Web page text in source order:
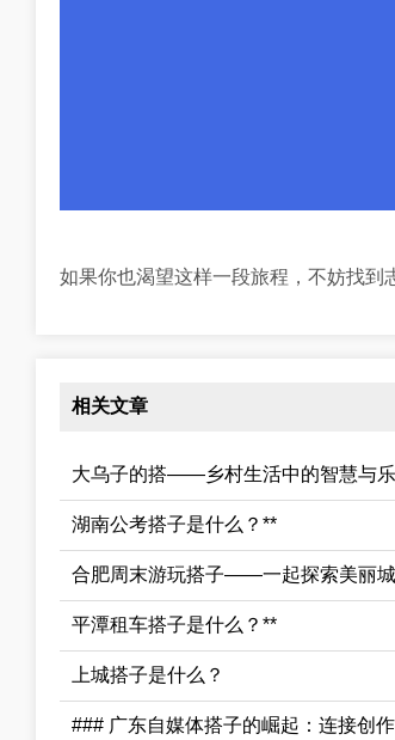
如果你也渴望这样一段旅程，不妨找到
相关文章
大乌子的搭——乡村生活中的智慧与
湖南公考搭子是什么？**
合肥周末游玩搭子——一起探索美丽
平潭租车搭子是什么？**
上城搭子是什么？
### 广东自媒体搭子的崛起：连接创